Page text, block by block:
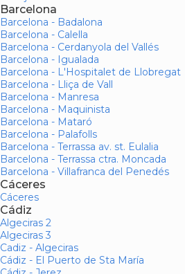
Barcelona
Barcelona - Badalona
Barcelona - Calella
Barcelona - Cerdanyola del Vallés
Barcelona - Igualada
Barcelona - L'Hospitalet de Llobregat
Barcelona - Lliça de Vall
Barcelona - Manresa
Barcelona - Maquinista
Barcelona - Mataró
Barcelona - Palafolls
Barcelona - Terrassa av. st. Eulalia
Barcelona - Terrassa ctra. Moncada
Barcelona - Villafranca del Penedés
Cáceres
Cáceres
Cádiz
Algeciras 2
Algeciras 3
Cadiz - Algeciras
Cádiz - El Puerto de Sta María